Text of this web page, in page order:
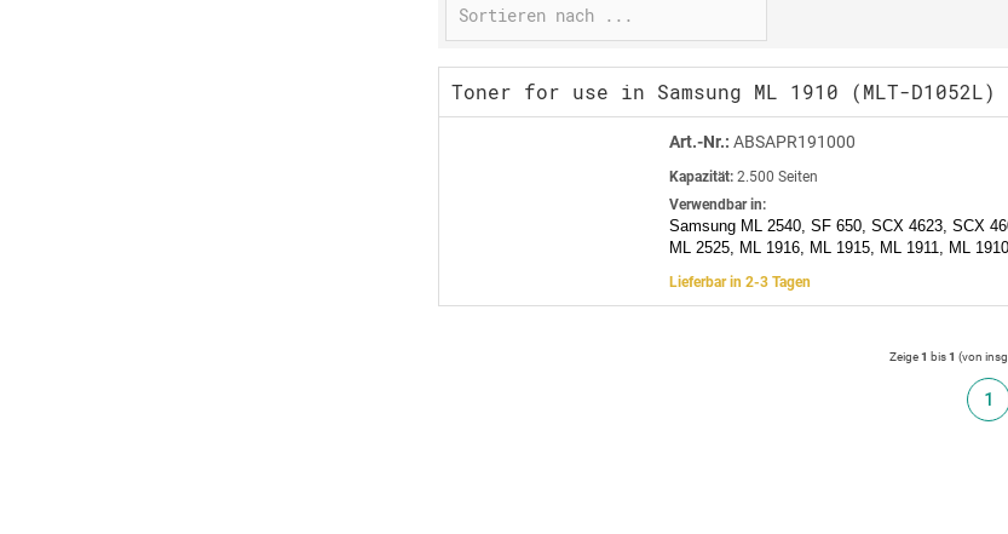
Toner for use in Samsung ML 1910 (MLT-D1052L)
Art.-Nr.: ABSAPR191000
Kapazität: 2.500 Seiten
Verwendbar in:
Samsung ML 2540, SF 650, SCX 4623, SCX
ML 2525, ML 1916, ML 1915, ML 1911, ML 1910
Lieferbar in 2-3 Tagen
Zeige1 bis1 (von
1